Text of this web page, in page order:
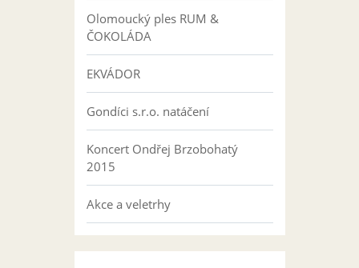
Olomoucký ples RUM &
ČOKOLÁDA
EKVÁDOR
Gondíci s.r.o. natáčení
Koncert Ondřej Brzobohatý
2015
Akce a veletrhy